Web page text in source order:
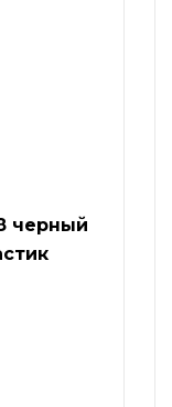
черный